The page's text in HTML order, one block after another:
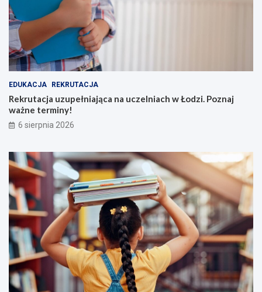
EDUKACJA REKRUTACJA
Rekrutacja uzupełniająca na uczelniach w Łodzi. Poznaj
ważne terminy!
6 sierpnia 2026